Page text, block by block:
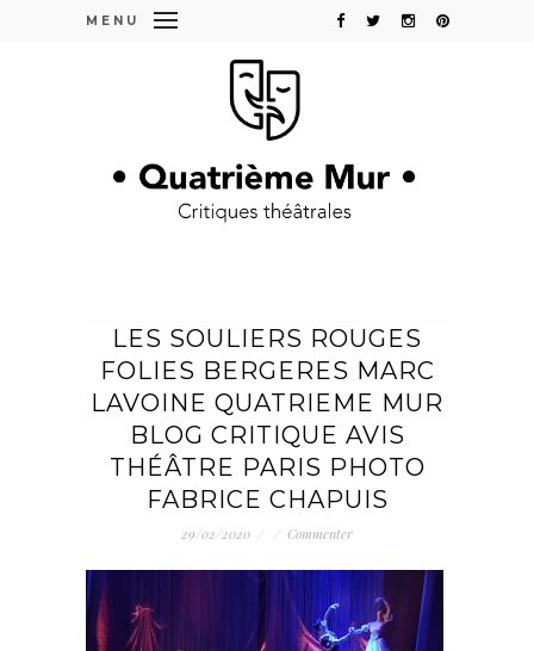
MENU
LES SOULIERS ROUGES
FOLIES BERGERES MARC
LAVOINE QUATRIEME MUR
BLOG CRITIQUE AVIS
THÉÂTRE PARIS PHOTO
FABRICE CHAPUIS
29/02/2020 / / Commenter